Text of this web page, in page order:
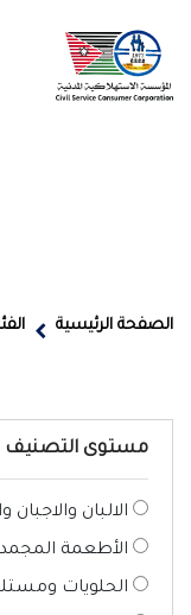
الصفحة الرئيسية
مستوى التصنيف
الالبان
الأطعمة
الحلويات